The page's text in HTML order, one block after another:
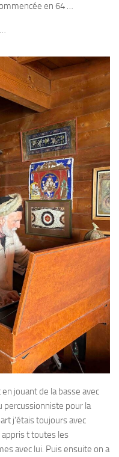
en 64 …
jouant de la basse avec
percussionniste pour la
j’étais toujours avec
appris t toutes les
avec lui. Puis ensuite on a